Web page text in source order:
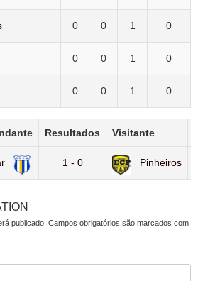
0 0 1 0
0 0 1 0
0 0 1 0
Resultados Visitante
1 - 0 Pinheiros
publicado. Campos obrigatórios são marcados com